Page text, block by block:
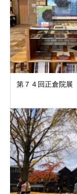
第７４回正倉院展